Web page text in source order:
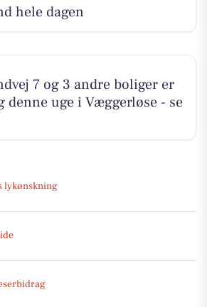
hele dagen
7 og 3 andre boliger er
denne uge i Væggerløse - se
lykønskning